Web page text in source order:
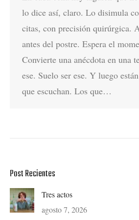
lo dice así, claro. Lo disimula
citas, con precisión quirúrgica.
antes del postre. Espera el
Convierte una anécdota en una
ese. Suelo ser ese. Y luego
que escuchan. Los que…
Post Recientes
Tres actos
agosto 7, 2026